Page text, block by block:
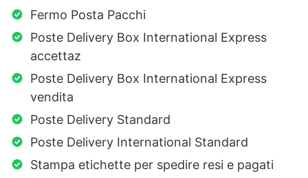
Fermo Posta Pacchi
Poste Delivery Box International Express
accettaz
Poste Delivery Box International Express
vendita
Poste Delivery Standard
Poste Delivery International Standard
Stampa etichette per spedire resi e pagati